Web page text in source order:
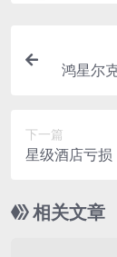
鸿星尔
下一篇
星级酒店亏
相关文章